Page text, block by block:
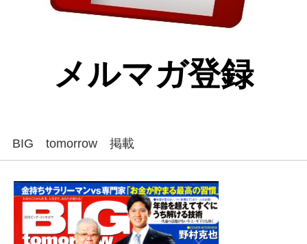
メルマガ登録
BIG tomorrow 掲載